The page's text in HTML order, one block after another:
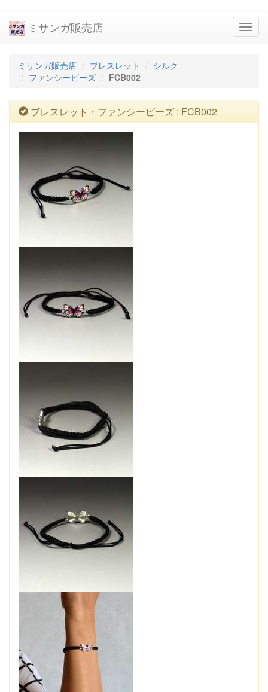
ミサンガ販売店
ミサンガ販売店 ブレスレット
シルク
ファンシービーズ
FCB002
ブレスレット・ファンシービーズ : FCB002